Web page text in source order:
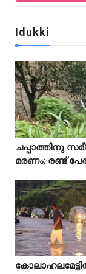
Idukki
  
ചപ്പാത്തിനു
മരണം; രണ്ട്
  
Idukki
Idukki